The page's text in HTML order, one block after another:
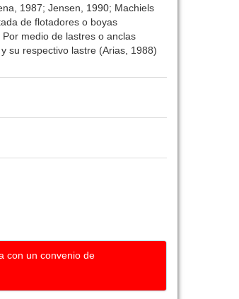
1987; Jensen, 1990; Machiels
de flotadores o boyas
medio de lastres o anclas
su respectivo lastre (Arias, 1988)
con un convenio de